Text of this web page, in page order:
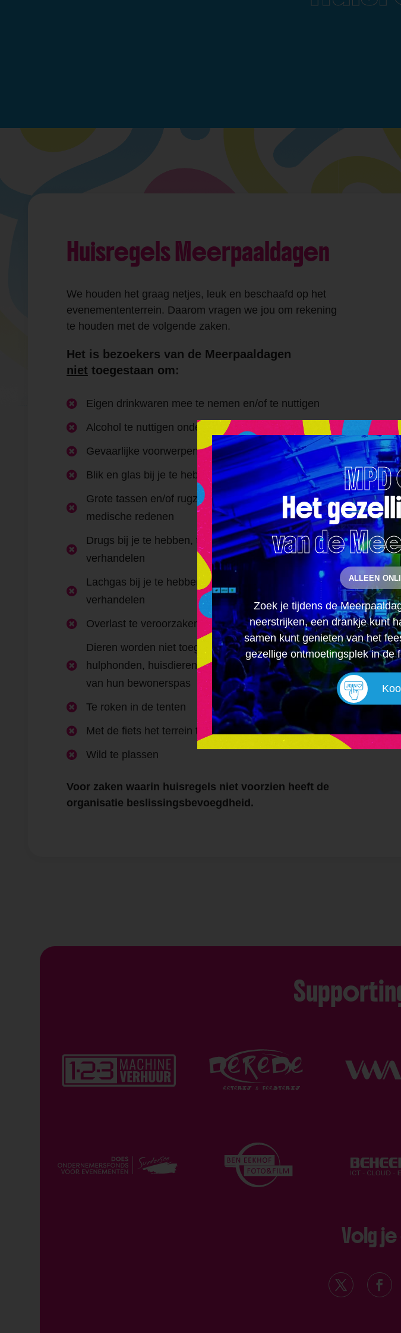
MPD
Het
van de
alleen
Zoek je tijdens de
neerstrijken, een drankje kunt
samen kunt genieten van het
gezellige ontmoetingsplek in de
Huisregels Meerpaaldagen
We houden het graag netjes, leuk en beschaafd op het
evenemententerrein. Daarom vragen we jou om rekening
te houden met de volgende zaken.
Het is bezoekers van de Meerpaaldagen
niet toegestaan om:
 Eigen drinkwaren mee te nemen en/of te nuttigen
 Alcohol te nuttigen onder de 18 jaar
 Gevaarlijke voorwerpen mee te nemen
 Blik en glas bij je te hebben

Grote tassen en/of rugzakken mee te nemen mits om
medische redenen

Drugs bij je te hebben, te gebruiken, of te
verhandelen

Lachgas bij je te hebben, te gebruiken, of te
verhandelen
 Overlast te veroorzaken

Dieren worden niet toegelaten met uitzondering van
hulphonden, huisdieren van bewoners mits voorzien
van hun bewonerspas
 Te roken in de tenten
 Met de fiets het terrein te betreden
 Wild te plassen
Voor zaken waarin huisregels niet voorzien heeft de
organisatie beslissingsbevoegdheid.
Volg